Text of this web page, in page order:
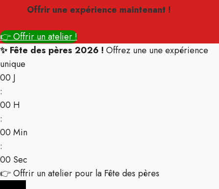
Offrir une expérience maintenant !
👉 Offrir un atelier !
✨ Fête des pères 2026 ! Offrez une une expérience
unique
00 J
:
00 H
:
00 Min
:
00 Sec
👉 Offrir un atelier pour la Fête des pères